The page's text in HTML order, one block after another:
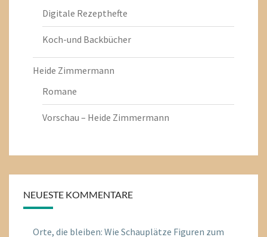
Digitale Rezepthefte
Koch-und Backbücher
Heide Zimmermann
Romane
Vorschau – Heide Zimmermann
NEUESTE KOMMENTARE
Orte, die bleiben: Wie Schauplätze Figuren zum